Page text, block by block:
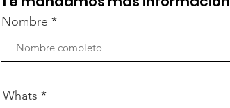
Nombre
Whats